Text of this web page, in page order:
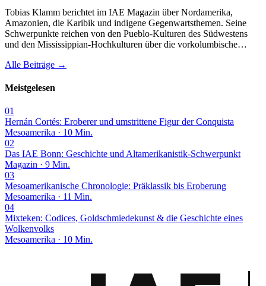
Tobias Klamm berichtet im IAE Magazin über Nordamerika,
Amazonien, die Karibik und indigene Gegenwartsthemen. Seine
Schwerpunkte reichen von den Pueblo-Kulturen des Südwestens
und den Mississippian-Hochkulturen über die vorkolumbische…
Alle Beiträge →
Meistgelesen
01
Hernán Cortés: Eroberer und umstrittene Figur der Conquista
Mesoamerika · 10 Min.
02
Das IAE Bonn: Geschichte und Altamerikanistik-Schwerpunkt
Magazin · 9 Min.
03
Mesoamerikanische Chronologie: Präklassik bis Eroberung
Mesoamerika · 11 Min.
04
Mixteken: Codices, Goldschmiedekunst & die Geschichte eines
Wolkenvolks
Mesoamerika · 10 Min.